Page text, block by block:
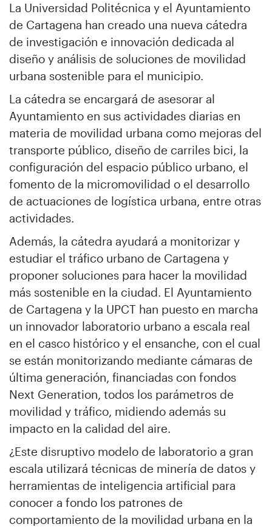
La Universidad Politécnica y el Ayuntamiento
de Cartagena han creado una nueva cátedra
de investigación e innovación dedicada al
diseño y análisis de soluciones de movilidad
urbana sostenible para el municipio.
La cátedra se encargará de asesorar al
Ayuntamiento en sus actividades diarias en
materia de movilidad urbana como mejoras del
transporte público, diseño de carriles bici, la
configuración del espacio público urbano, el
fomento de la micromovilidad o el desarrollo
de actuaciones de logística urbana, entre otras
actividades.
Además, la cátedra ayudará a monitorizar y
estudiar el tráfico urbano de Cartagena y
proponer soluciones para hacer la movilidad
más sostenible en la ciudad. El Ayuntamiento
de Cartagena y la UPCT han puesto en marcha
un innovador laboratorio urbano a escala real
en el casco histórico y el ensanche, con el cual
se están monitorizando mediante cámaras de
última generación, financiadas con fondos
Next Generation, todos los parámetros de
movilidad y tráfico, midiendo además su
impacto en la calidad del aire.
¿Este disruptivo modelo de laboratorio a gran
escala utilizará técnicas de minería de datos y
herramientas de inteligencia artificial para
conocer a fondo los patrones de
comportamiento de la movilidad urbana en la